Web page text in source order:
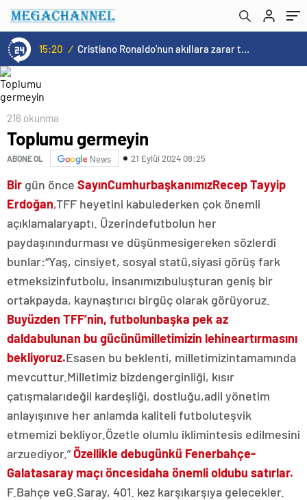
15:20 / Cristiano Ronaldo’nun akıllara zarar tüm kariyerinin istatistiğini çıkardık !
216 okunma
Toplumu germeyin
ABONE OL News 21 Eylül 2024 08:25
Bir gün önce SayınCumhurbaşkanımızRecep Tayyip
Erdoğan,TFF heyetini kabulederken çok önemli
açıklamalaryaptı. Üzerindefutbolun her
paydaşınındurması ve düşünmesigereken sözlerdi
bunlar:“Yaş, cinsiyet, sosyal statü,siyasi görüş fark
etmeksizinfutbolu, insanımızıbuluşturan geniş bir
ortakpayda, kaynaştırıcı birgüç olarak görüyoruz.
Buyüzden TFF’nin, futbolunbaşka pek az
daldabulunan bu gücünümilletimizin lehineartırmasını
bekliyoruz.Esasen bu beklenti, milletimizintamamında
mevcuttur. Milletimiz bizdengerginliği, kısır
çatışmalarıdeğil kardeşliği, dostluğu,adil yönetim
anlayışınıve her anlamda kaliteli futboluteşvik
etmemizi bekliyor. Özetle olumlu iklimintesis edilmesini
arzuediyor.”Özellikle debugünkü Fenerbahçe-
Galatasaray maçı öncesidaha önemli oldubu satırlar.
F.Bahçe veG.Saray, 401. kez karşıkarşıya gelecekler.